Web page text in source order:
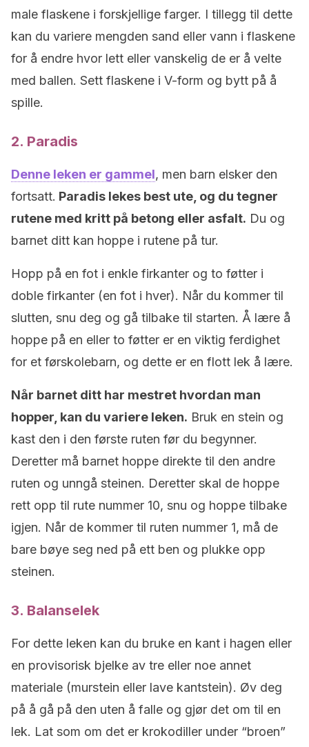
male flaskene i forskjellige farger. I tillegg til dette
kan du variere mengden sand eller vann i flaskene
for å endre hvor lett eller vanskelig de er å velte
med ballen. Sett flaskene i V-form og bytt på å
spille.
2. Paradis
Denne leken er gammel, men barn elsker den
fortsatt. Paradis lekes best ute, og du tegner
rutene med kritt på betong eller asfalt. Du og
barnet ditt kan hoppe i rutene på tur.
Hopp på en fot i enkle firkanter og to føtter i
doble firkanter (en fot i hver). Når du kommer til
slutten, snu deg og gå tilbake til starten. Å lære å
hoppe på en eller to føtter er en viktig ferdighet
for et førskolebarn, og dette er en flott lek å lære.
Når barnet ditt har mestret hvordan man
hopper, kan du variere leken. Bruk en stein og
kast den i den første ruten før du begynner.
Deretter må barnet hoppe direkte til den andre
ruten og unngå steinen. Deretter skal de hoppe
rett opp til rute nummer 10, snu og hoppe tilbake
igjen. Når de kommer til ruten nummer 1, må de
bare bøye seg ned på ett ben og plukke opp
steinen.
3. Balanselek
For dette leken kan du bruke en kant i hagen eller
en provisorisk bjelke av tre eller noe annet
materiale (murstein eller lave kantstein). Øv deg
på å gå på den uten å falle og gjør det om til en
lek. Lat som om det er krokodiller under “broen”